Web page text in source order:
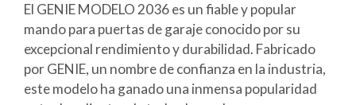
El GENIE MODELO 2036 es un fiable y popular
mando para puertas de garaje conocido por su
excepcional rendimiento y durabilidad. Fabricado
por GENIE, un nombre de confianza en la industria,
este modelo ha ganado una inmensa popularidad